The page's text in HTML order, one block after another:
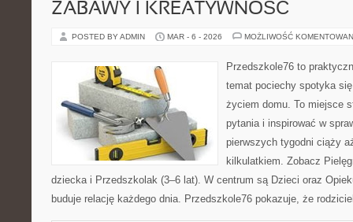
ZABAWY I KREATYWNOŚĆ
POSTED BY ADMIN MAR - 6 - 2026 MOŻLIWOŚĆ
Przedszkole76 to
temat pociechy spotyka
życiem domu. To miejsce
pytania i inspirować w
pierwszych tygodni ciąży
kilkulatkiem. Zobacz
dziecka i Przedszkolak (3–6 lat). W centrum są Dzieci oraz
buduje relację każdego dnia. Przedszkole76 pokazuje, że